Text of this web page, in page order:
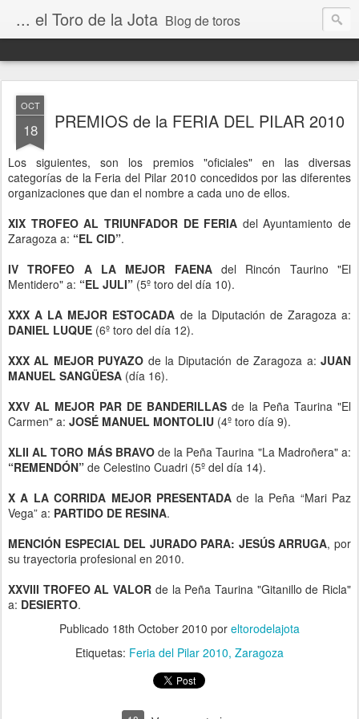
... el Toro de la Jota Blog de toros
OCT
18 PREMIOS de la FERIA DEL PILAR 2010
Los siguientes, son los premios "oficiales" en las diversas
categorías de la Feria del Pilar 2010 concedidos por las diferentes
organizaciones que dan el nombre a cada uno de ellos.
XIX TROFEO AL TRIUNFADOR DE FERIA del Ayuntamiento de
Zaragoza a: “EL CID”.
IV TROFEO A LA MEJOR FAENAdel Rincón Taurino "El
Mentidero" a: “EL JULI” (5º toro del día 10).
XXX A LA MEJOR ESTOCADA de la Diputación de Zaragoza a:
DANIEL LUQUE (6º toro del día 12).
XXX AL MEJOR PUYAZO de la Diputación de Zaragoza a:JUAN
MANUEL SANGÜESA (día 16).
XXV AL MEJOR PAR DE BANDERILLAS de la Peña Taurina "El
Carmen" a: JOSÉ MANUEL MONTOLIU (4º toro día 9).
XLII AL TORO MÁS BRAVOde la Peña Taurina "La Madroñera" a:
“REMENDÓN” de Celestino Cuadri (5º del día 14).
X A LA CORRIDA MEJOR PRESENTADA de la Peña “Mari Paz
Vega” a: PARTIDO DE RESINA.
MENCIÓN ESPECIAL DEL JURADO PARA: JESÚS ARRUGA, por
su trayectoria profesional en 2010.
XXVIII TROFEO AL VALOR de la Peña Taurina "Gitanillo de Ricla"
a: DESIERTO.
Publicado 18th October 2010 por eltorodelajota
Etiquetas: Feria del Pilar 2010 Zaragoza